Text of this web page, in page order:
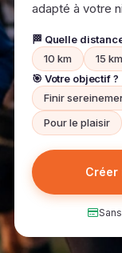
adapté à votre
🏁 Quelle
10 km
15 km
🎯 Votre objectif ?
Finir
Pour le plaisir
Créer